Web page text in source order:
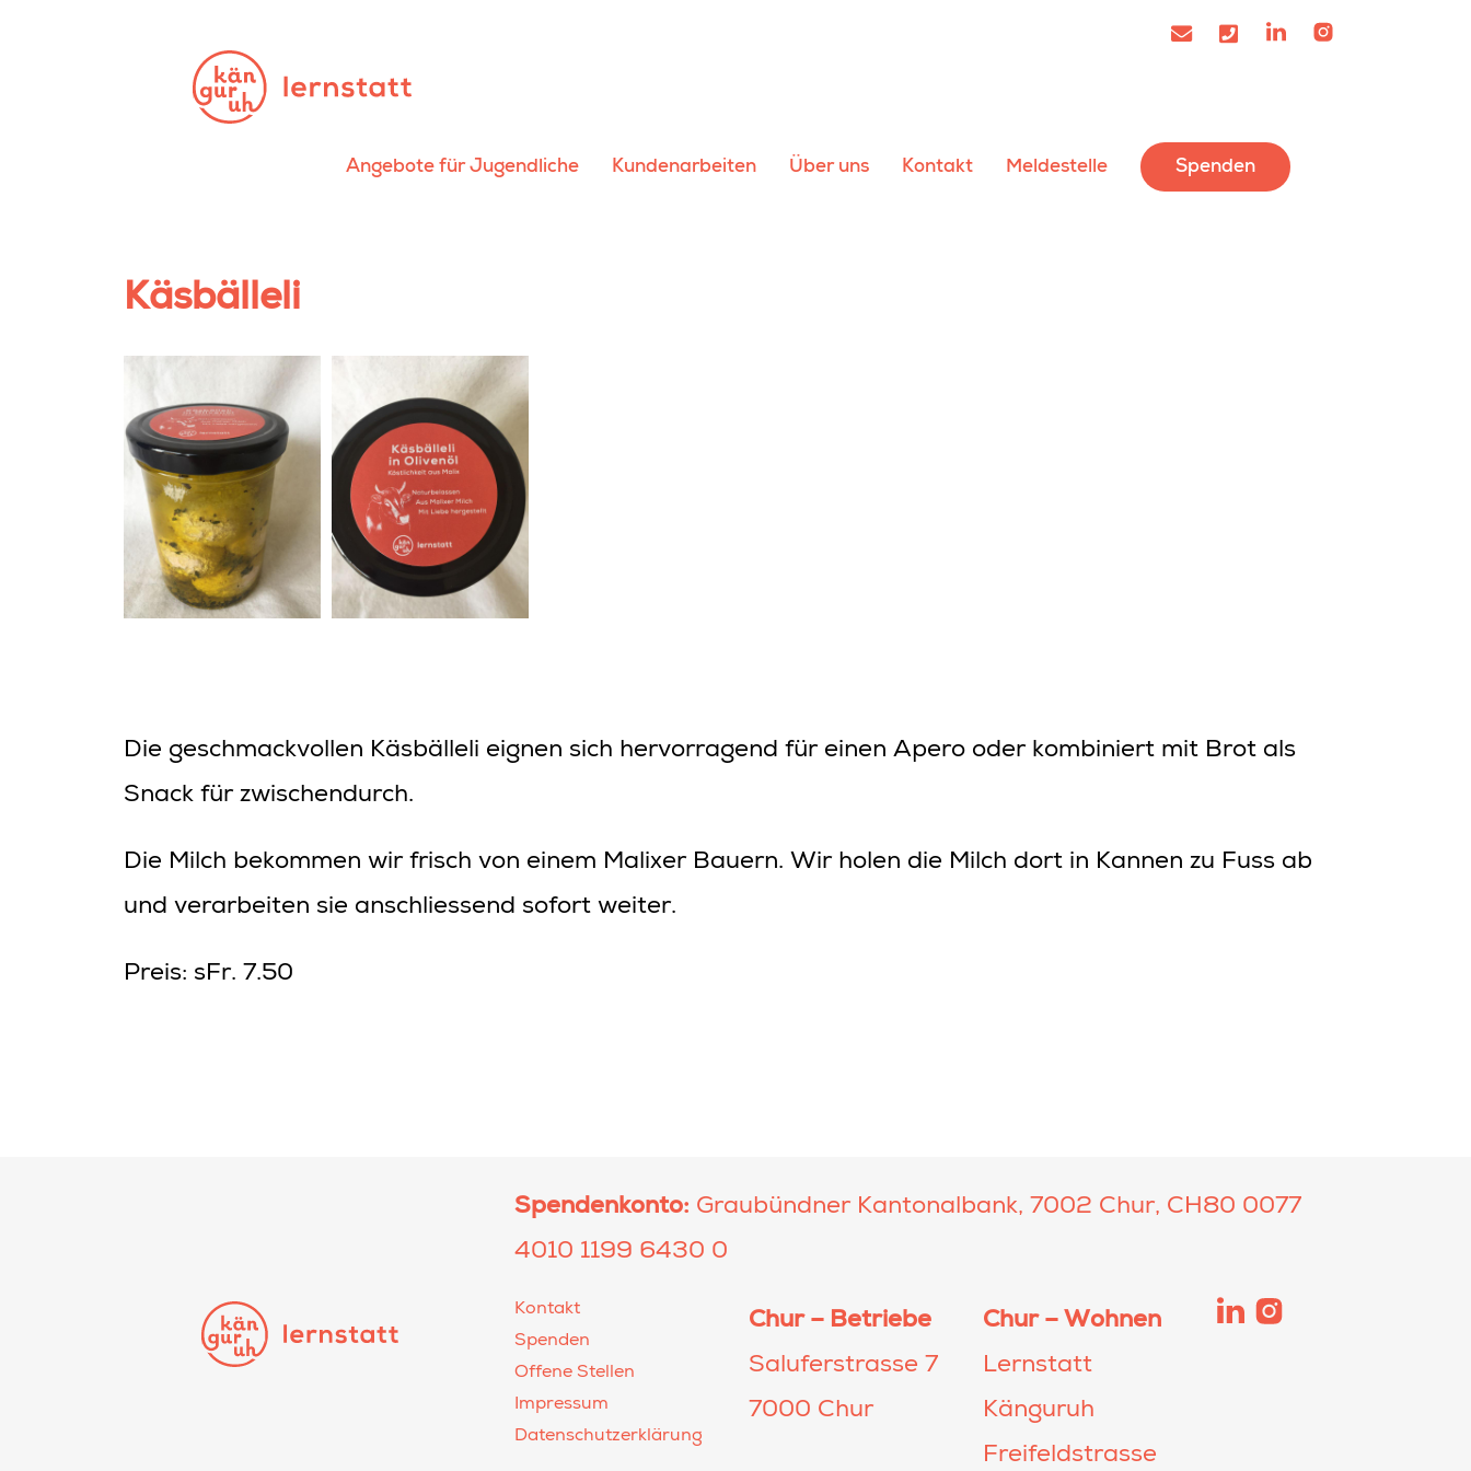
Angebote für Jugendliche Kundenarbeiten Über uns Kontakt Meldestelle Spenden
Käsbälleli
Die geschmackvollen Käsbälleli eignen sich hervorragend für einen Apero oder kombiniert mit Brot als
Snack für zwischendurch.
Die Milch bekommen wir frisch von einem Malixer Bauern. Wir holen die Milch dort in Kannen zu Fuss ab
und verarbeiten sie anschliessend sofort weiter.
Preis: sFr. 7.50
Spendenkonto: Graubündner Kantonalbank, 7002 Chur, CH80 0077
4010 1199 6430 0
Kontakt
Spenden
Offene Stellen
Impressum
Datenschutzerklärung
Chur – Betriebe
Saluferstrasse 7
7000 Chur
Chur – Wohnen
Lernstatt
Känguruh
Freifeldstrasse